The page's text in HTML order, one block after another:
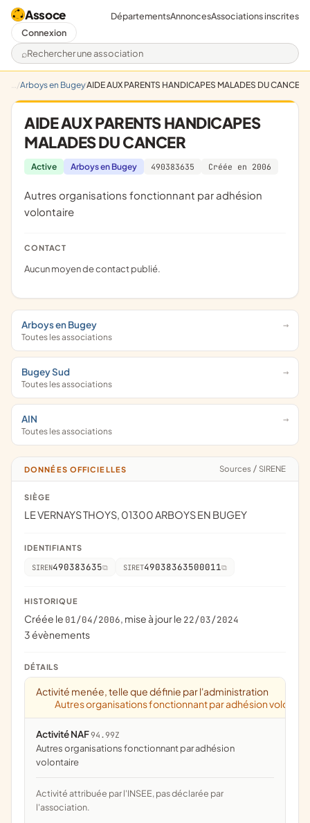
Assoce
Rechercher une association
DépartementsAnnoncesAssociations inscrites
Connexion
Arboys en BugeyAIDE AUX PARENTS HANDICAPES MALADES DU CANCER
AIDE AUX PARENTS HANDICAPES
MALADES DU CANCER
Active Arboys en Bugey 490383635 Créée en 2006
Autres organisations fonctionnant par adhésion
volontaire
CONTACT
Aucun moyen de contact publié.
Arboys en Bugey
Toutes les associations
Bugey Sud
Toutes les associations
AIN
Toutes les associations
DONNÉES OFFICIELLES Sources / SIRENE
SIÈGE
LE VERNAYS THOYS, 01300 ARBOYS EN BUGEY
IDENTIFIANTS
SIREN490383635 SIRET49038363500011
HISTORIQUE
Créée le 01/04/2006, mise à jour le 22/03/2024
3 évènements
DÉTAILS
Activité menée, telle que définie par l'administration
Autres organisations fonctionnant par adhésion
Activité NAF94.99Z
Autres organisations fonctionnant par adhésion
volontaire
Activité attribuée par l'INSEE, pas déclarée par
l'association.